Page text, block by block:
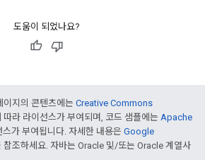
도움이 되었나요?
이지의 콘텐츠에는 Creative Commons
따라 라이선스가 부여되며, 코드 샘플에는 Apache
스가 부여됩니다. 자세한 내용은 Google
참조하세요. 자바는 Oracle 및/또는 Oracle 계열사